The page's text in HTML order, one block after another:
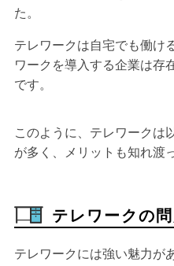
た。
テレワークは自宅でも働け
ワークを導入する企業は存
です。
このように、テレワークは
が多く、メリットも知れ渡
テレワークの
テレワークには強い魅力が